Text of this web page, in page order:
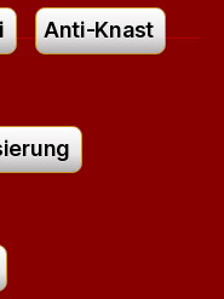
Anti-Knast